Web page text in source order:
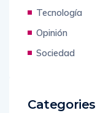
Tecnología
Opinión
Sociedad
Categories